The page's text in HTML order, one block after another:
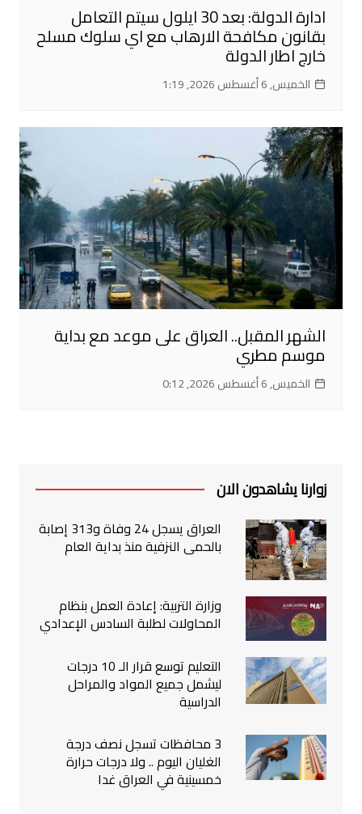
ادارة الدولة: بعد 30 ايلول سيتم التعامل
بقانون مكافحة الارهاب مع اي سلوك مسلح
خارج اطار الدولة
الخميس, 6 أغسطس 2026, 1:19
الشهر المقبل.. العراق على موعد مع بداية
موسم مطري
الخميس, 6 أغسطس 2026, 0:12
زوارنا يشاهدون الان
العراق يسجل 24 وفاة و313 إصابة
بالحمى النزفية منذ بداية العام
وزارة التربية: إعادة العمل بنظام
المحاولات لطلبة السادس الإعدادي
التعليم توسع قرار الـ 10 درجات
ليشمل جميع المواد والمراحل
الدراسية
3 محافظات تسجل نصف درجة
الغليان اليوم .. ولا درجات حرارة
خمسينية في العراق غدا